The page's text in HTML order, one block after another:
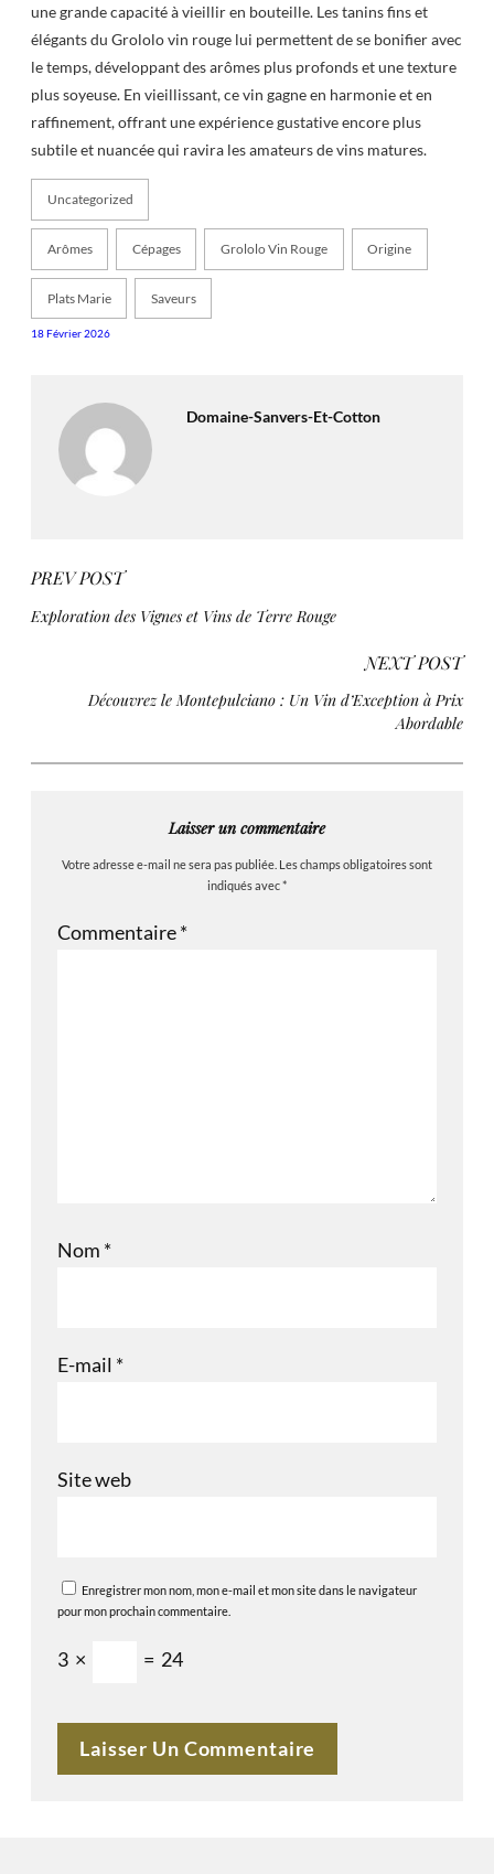
une grande capacité à vieillir en bouteille. Les tanins fins et
élégants du Grololo vin rouge lui permettent de se bonifier avec
le temps, développant des arômes plus profonds et une texture
plus soyeuse. En vieillissant, ce vin gagne en harmonie et en
raffinement, offrant une expérience gustative encore plus
subtile et nuancée qui ravira les amateurs de vins matures.
Uncategorized
Arômes Cépages Grololo Vin Rouge Origine
Plats Marie Saveurs
18 Février 2026
Domaine-Sanvers-Et-Cotton
PREV POST
Exploration des Vignes et Vins de Terre Rouge
NEXT POST
Découvrez le Montepulciano : Un Vin d’Exception à Prix
Abordable
Laisser un commentaire
Votre adresse e-mail ne sera pas publiée. Les champs obligatoires sont
indiqués avec*
Commentaire*
Nom *
E-mail *
Site web
Enregistrer mon nom, mon e-mail et mon site dans le navigateur
pour mon prochain commentaire.
3 × = 24